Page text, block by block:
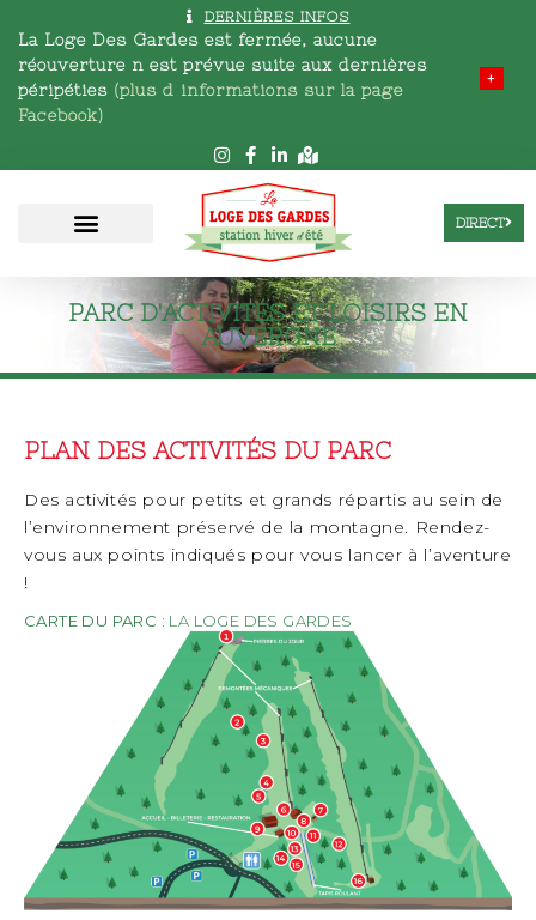
DERNIÈRES INFOS
La Loge Des Gardes est fermée, aucune
réouverture n est prévue suite aux dernières
péripéties (plus d informations sur la page
Facebook)
+
DIRECT
PARC D'ACTIVITÉS ET LOISIRS EN
AUVERGNE
PLAN DES ACTIVITÉS DU PARC
Des activités pour petits et grands répartis au sein de
l’environnement préservé de la montagne. Rendez-
vous aux points indiqués pour vous lancer à l’aventure
!
CARTE DU PARC : LA LOGE DES GARDES